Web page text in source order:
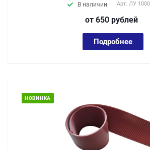
В наличии Арт. ЛУ
от 650 рублей
Подробнее
НОВИНКА